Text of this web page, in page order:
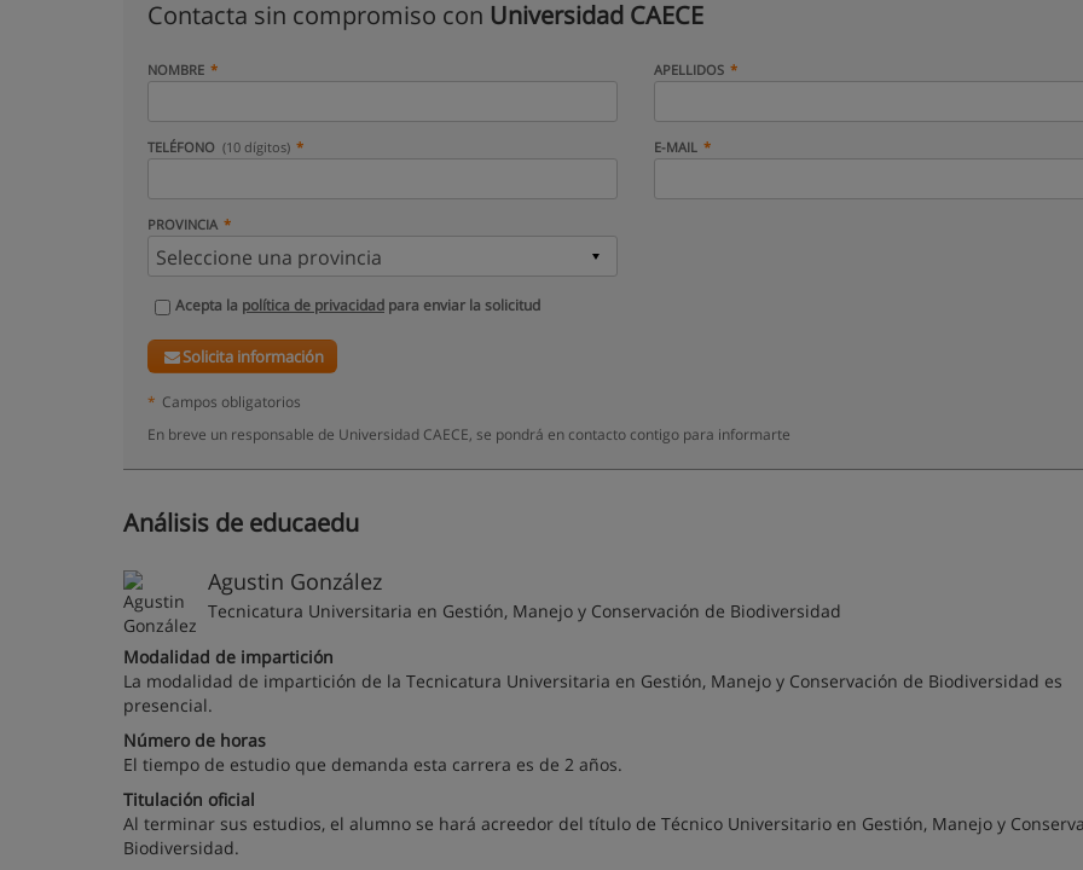
Contacta sin compromiso con Universidad CAECE
NOMBRE APELLIDOS
TELÉFONO (10 dígitos) E-MAIL
PROVINCIA
Acepta la política de privacidad para enviar la solicitud
Solicita información
* Campos obligatorios
En breve un responsable de Universidad CAECE, se pondrá en contacto contigo para informarte
Análisis de educaedu
Agustin González
Tecnicatura Universitaria en Gestión, Manejo y Conservación de Biodiversidad
Modalidad de impartición
La modalidad de impartición de la Tecnicatura Universitaria en Gestión, Manejo y Conservación de Biodiversidad es
presencial.
Número de horas
El tiempo de estudio que demanda esta carrera es de 2 años.
Titulación oficial
Al terminar sus estudios, el alumno se hará acreedor del título de Técnico Universitario en Gestión, Manejo y
Biodiversidad.